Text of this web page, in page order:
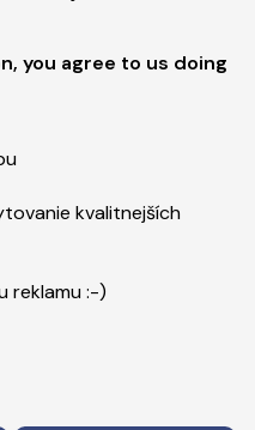
you agree to us doing
kvalitnejších
reklamu :-)